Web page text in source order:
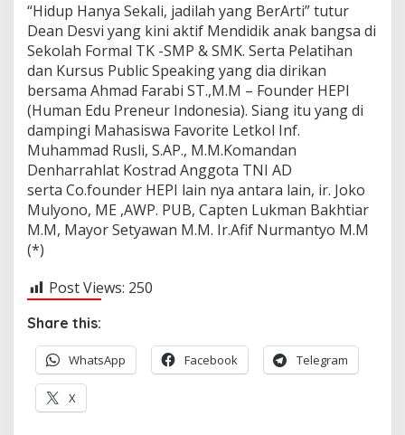
“Hidup Hanya Sekali, jadilah yang BerArti” tutur
Dean Desvi yang kini aktif Mendidik anak bangsa di
Sekolah Formal TK -SMP & SMK. Serta Pelatihan
dan Kursus Public Speaking yang dia dirikan
bersama Ahmad Farabi ST.,M.M – Founder HEPI
(Human Edu Preneur Indonesia). Siang itu yang di
dampingi Mahasiswa Favorite Letkol Inf.
Muhammad Rusli, S.AP., M.M.Komandan
Denharrahlat Kostrad Anggota TNI AD
serta Co.founder HEPI lain nya antara lain, ir. Joko
Mulyono, ME ,AWP. PUB, Capten Lukman Bakhtiar
M.M, Mayor Setyawan M.M. Ir.Afif Nurmantyo M.M
(*)
Post Views: 250
Share this:
WhatsApp Facebook Telegram
X